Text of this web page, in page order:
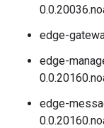
edge-
edge-
edge-